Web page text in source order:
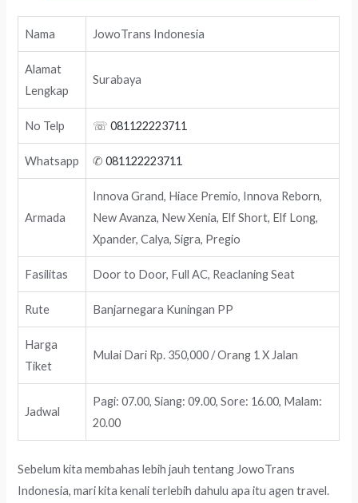
Nama JowoTrans Indonesia
Alamat
Lengkap
Surabaya
No Telp ☏081122223711
Whatsapp ✆081122223711
Armada
Innova Grand, Hiace Premio, Innova Reborn,
New Avanza, New Xenia, Elf Short, Elf Long,
Xpander, Calya, Sigra, Pregio
Fasilitas Door to Door, Full AC, Reaclaning Seat
Rute Banjarnegara Kuningan PP
Harga
Tiket
Mulai Dari Rp. 350,000 / Orang 1 X Jalan
Jadwal
Pagi: 07.00, Siang: 09.00, Sore: 16.00, Malam:
20.00
Sebelum kita membahas lebih jauh tentang JowoTrans
Indonesia, mari kita kenali terlebih dahulu apa itu agen travel.